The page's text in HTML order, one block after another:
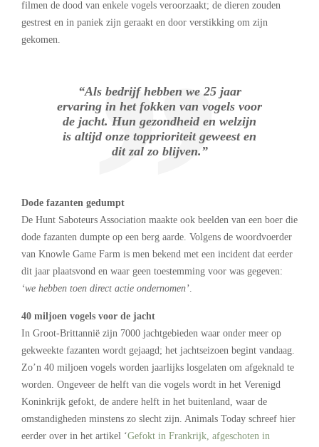
filmen de dood van enkele vogels veroorzaakt; de dieren zouden
gestrest en in paniek zijn geraakt en door verstikking om zijn
gekomen.
“Als bedrijf hebben we 25 jaar
ervaring in het fokken van vogels voor
de jacht. Hun gezondheid en welzijn
is altijd onze topprioriteit geweest en
dit zal zo blijven.”
Dode fazanten gedumpt
De Hunt Saboteurs Association maakte ook beelden van een boer die
dode fazanten dumpte op een berg aarde. Volgens de woordvoerder
van Knowle Game Farm is men bekend met een incident dat eerder
dit jaar plaatsvond en waar geen toestemming voor was gegeven:
‘we hebben toen direct actie ondernomen’
40 miljoen vogels voor de jacht
In Groot-Brittannië zijn 7000 jachtgebieden waar onder meer op
gekweekte fazanten wordt gejaagd; het jachtseizoen begint vandaag.
Zo’n 40 miljoen vogels worden jaarlijks losgelaten om afgeknald te
worden. Ongeveer de helft van die vogels wordt in het Verenigd
Koninkrijk gefokt, de andere helft in het buitenland, waar de
omstandigheden minstens zo slecht zijn. Animals Today schreef hier
eerder over in het artikel ‘Gefokt in Frankrijk, afgeschoten in